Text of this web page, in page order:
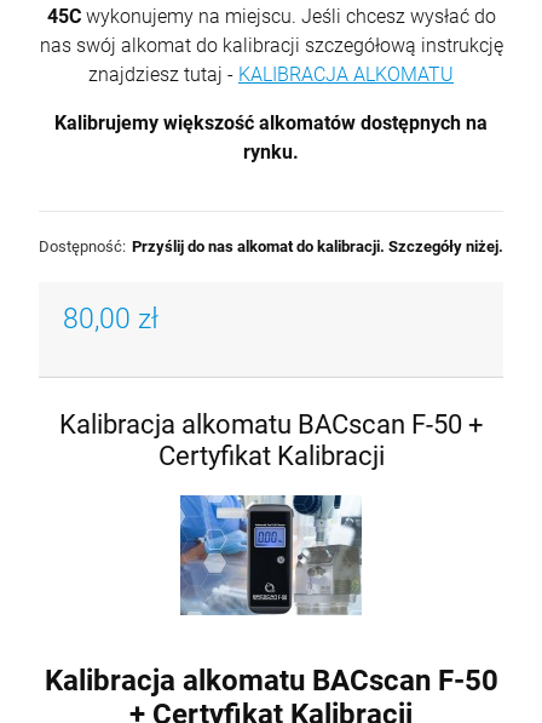
45C wykonujemy na miejscu. Jeśli chcesz wysłać do
nas swój alkomat do kalibracji szczegółową instrukcję
znajdziesz tutaj - KALIBRACJA ALKOMATU
Kalibrujemy większość alkomatów dostępnych na
rynku.
Dostępność: Przyślij do nas alkomat do kalibracji. Szczegóły niżej.
80,00 zł
Kalibracja alkomatu BACscan F-50 +
Certyfikat Kalibracji
Kalibracja alkomatu BACscan F-50
+ Certyfikat Kalibracji